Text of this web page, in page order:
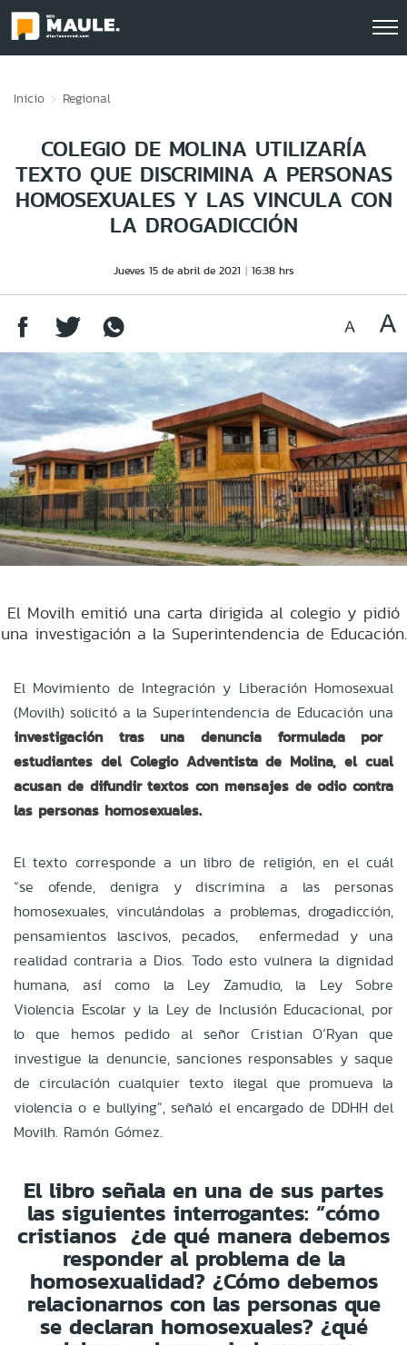
Inicio Regional
COLEGIO DE MOLINA UTILIZARÍA
TEXTO QUE DISCRIMINA A PERSONAS
HOMOSEXUALES Y LAS VINCULA CON
LA DROGADICCIÓN
Jueves 15 de abril de 2021 16:38 hrs
El Movilh emitió una carta dirigida al colegio y pidió
una investigación a la Superintendencia de Educación.
El Movimiento de Integración y Liberación Homosexual
(Movilh) solicitó a la Superintendencia de Educación una
investigación tras una denuncia formulada por
estudiantes del Colegio Adventista de Molina, el cual
acusan de difundir textos con mensajes de odio contra
las personas homosexuales.
El texto corresponde a un libro de religión, en el cuál
“se ofende, denigra y discrimina a las personas
homosexuales, vinculándolas a problemas, drogadicción,
pensamientos lascivos, pecados, enfermedad y una
realidad contraria a Dios. Todo esto vulnera la dignidad
humana, así como la Ley Zamudio, la Ley Sobre
Violencia Escolar y la Ley de Inclusión Educacional, por
lo que hemos pedido al señor Cristian O´Ryan que
investigue la denuncie, sanciones responsables y saque
de circulación cualquier texto ilegal que promueva la
violencia o e bullying”, señaló el encargado de DDHH del
Movilh. Ramón Gómez.
El libro señala en una de sus partes
las siguientes interrogantes: “cómo
cristianos ¿de qué manera debemos
responder al problema de la
homosexualidad? ¿Cómo debemos
relacionarnos con las personas que
se declaran homosexuales? ¿qué